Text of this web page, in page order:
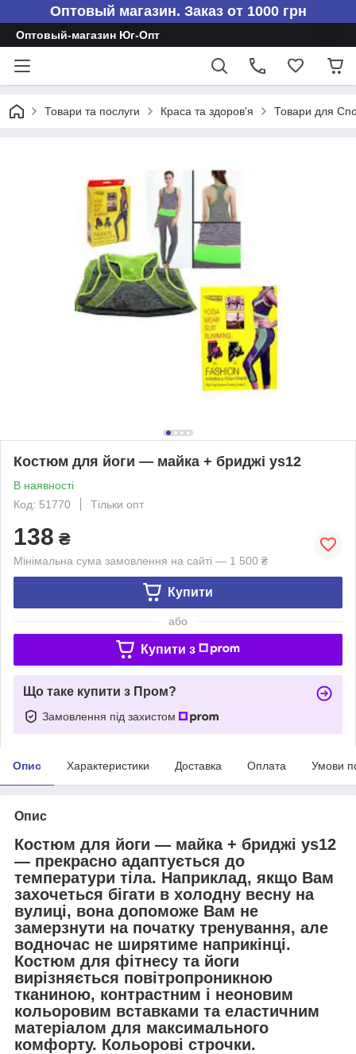
Оптовый магазин. Заказ от 1000 грн
Оптовый-магазин Юг-Опт
Товари та послуги Краса та здоров'я Товари для
Костюм для йоги — майка + бриджі ys12
В наявності
Код: 51770
Тільки опт
138 ₴
Мінімальна сума замовлення на сайті — 1 500 ₴
Купити
або
Купити з
Що таке купити з Пром?
Замовлення під захистом
Опис Характеристики Доставка Оплата Умови
Опис
Костюм для йоги — майка + бриджі ys12
— прекрасно адаптується до
температури тіла. Наприклад, якщо Вам
захочеться бігати в холодну весну на
вулиці, вона допоможе Вам не
замерзнути на початку тренування, але
водночас не ширятиме наприкінці.
Костюм для фітнесу та йоги
вирізняється повітропроникною
тканиною, контрастним і неоновим
кольоровим вставками та еластичним
матеріалом для максимального
комфорту. Кольорові строчки.